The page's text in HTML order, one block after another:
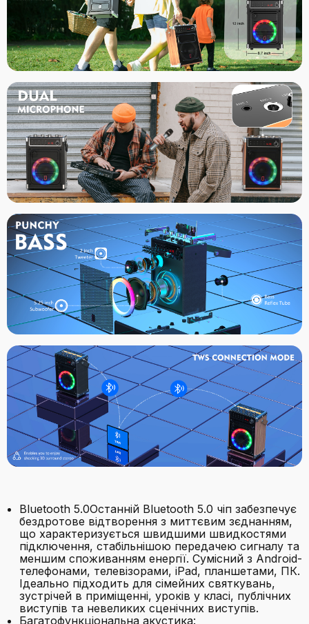
Bluetooth 5.0Останній Bluetooth 5.0 чіп забезпечує
бездротове відтворення з миттєвим зєднанням,
що характеризується швидшими швидкостями
підключення, стабільнішою передачею сигналу та
меншим споживанням енергії. Сумісний з Android-
телефонами, телевізорами, iPad, планшетами, ПК.
Ідеально підходить для сімейних святкувань,
зустрічей в приміщенні, уроків у класі, публічних
виступів та невеликих сценічних виступів.
Багатофункціональна акустика: